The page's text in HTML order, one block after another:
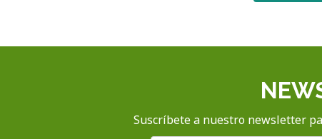
Suscríbete a nuestro newsletter